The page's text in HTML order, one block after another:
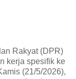
Rakyat (DPR)
kerja spesifik ke
(21/5/2026),